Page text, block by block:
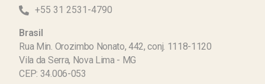
+55 31 2531-4790
Brasil
Rua Min. Orozimbo Nonato, 442, conj. 1118-1120
Vila da Serra, Nova Lima - MG
CEP: 34.006-053